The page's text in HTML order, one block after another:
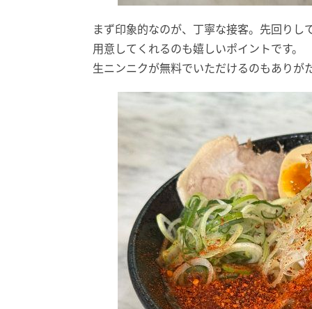
まず印象的なのが、丁寧な接客。先回り
用意してくれるのも嬉しいポイントです。
生ニンニクが無料でいただけるのもありが